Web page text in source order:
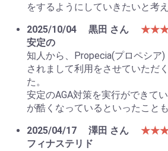
お買い物を続ける カ
をするようにしていきたいと考
2025/10/04
黒田 さん
安定の
知人から、Propecia(プロペシア)
されまして利用をさせていただ
た。
安定のAGA対策を実行ができて
が酷くなっているといったことも
2025/04/17
澤田 さん
フィナステリド